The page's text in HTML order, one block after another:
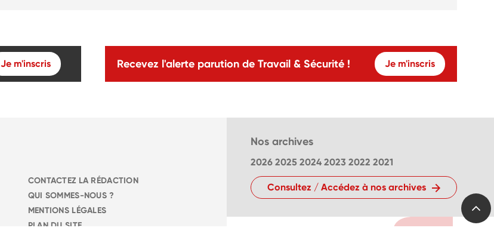
Je m'inscris Recevez l'alerte parution de Travail & Sécurité ! Je m'inscris
CONTACTEZ LA RÉDACTION
QUI SOMMES-NOUS ?
MENTIONS LÉGALES
PLAN DU SITE
Nos archives
2026 2025 2024 2023 2022 2021
Consultez / Accédez à nos archives